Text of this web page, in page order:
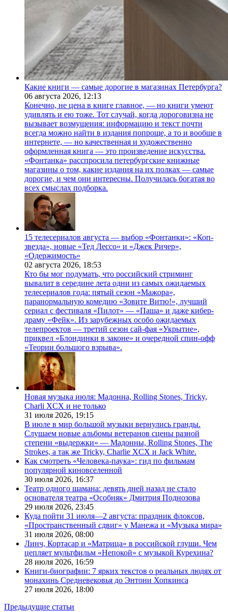
Какие книги — самые дорогие в магазинах Петербурга?
06 августа 2026, 12:13
Конечно, не цена в книге главное, — но книги умеют
удивлять и ею тоже. Тот случай, когда дороговизна не
вызывает возмущения: информацию и текст почти
всегда можно найти в издания попроще, а то и вообще в
интернете, — но качественная и художественно
оформленная книга — это произведение искусства.
«Фонтанка» расспросила петербургские книжные
магазины о том, какие издания на их полках — самые
дорогие, и чем они интересны. Получилась богатая во
всех смыслах подборка.
15 телесериалов августа — выбор «Фонтанки»: «Коп-
звезда», новые «Тед Лессо» и «Джек Ричер»,
«Одержимость»
02 августа 2026, 18:53
Кто бы мог подумать, что российский стриминг
вывалит в середине лета одни из самых ожидаемых
телесериалов года: пятый сезон «Мажора»,
паранормальную комедию «Зовите Витю!», лучший
сериал с фестиваля «Пилот» — «Паша» и даже кибер-
драму «Фейк». Из зарубежных особо ожидаемых
телепроектов — третий сезон сай-фая «Укрытие»,
приквел «Блондинки в законе» и очередной спин-офф
«Теории большого взрыва».
Новая музыка июля: Мадонна, Rolling Stones, Tricky,
Charli XCX и не только
31 июля 2026, 19:15
В июле в мир большой музыки вернулись гранды.
Слушаем новые альбомы ветеранов сцены разной
степени «выдержки» — Мадонны, Rolling Stones, The
Strokes, а так же Tricky, Charlie XCX и Jack White.
Как смотреть «Человека-паука»: гид по фильмам
популярной киновселенной
30 июля 2026, 16:37
Театр одного шамана: девять дней назад не стало
основателя театра «Особняк» Дмитрия Поднозова
29 июля 2026, 23:45
Куда пойти 31 июля—2 августа: праздник флоксов,
«Пространственный сдвиг» у Манежа и «Музыка мира»
31 июля 2026, 08:00
Линч, Кортасар и «Матрица» в российской глуши. Чем
цепляет мультфильм «Непокой» с музыкой Курехина?
28 июля 2026, 16:59
Книги-биографии: 7 ярких текстов о реальных людях от
монахинь Средневековья до Энтони Хопкинса
27 июля 2026, 18:00
Предыдущие статьи